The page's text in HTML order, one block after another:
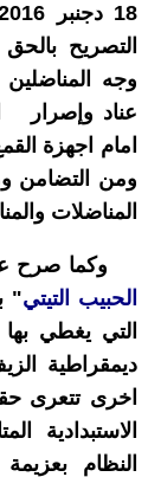
التصريح
وجه
عناد وإصرار
امام اجهزة
ومن التضامن
المناضلات
وكما صرح
الحبيب التيتي"
التي يغطي
ديمقراطية
اخرى تتعرى
الاستبدادية
النظام